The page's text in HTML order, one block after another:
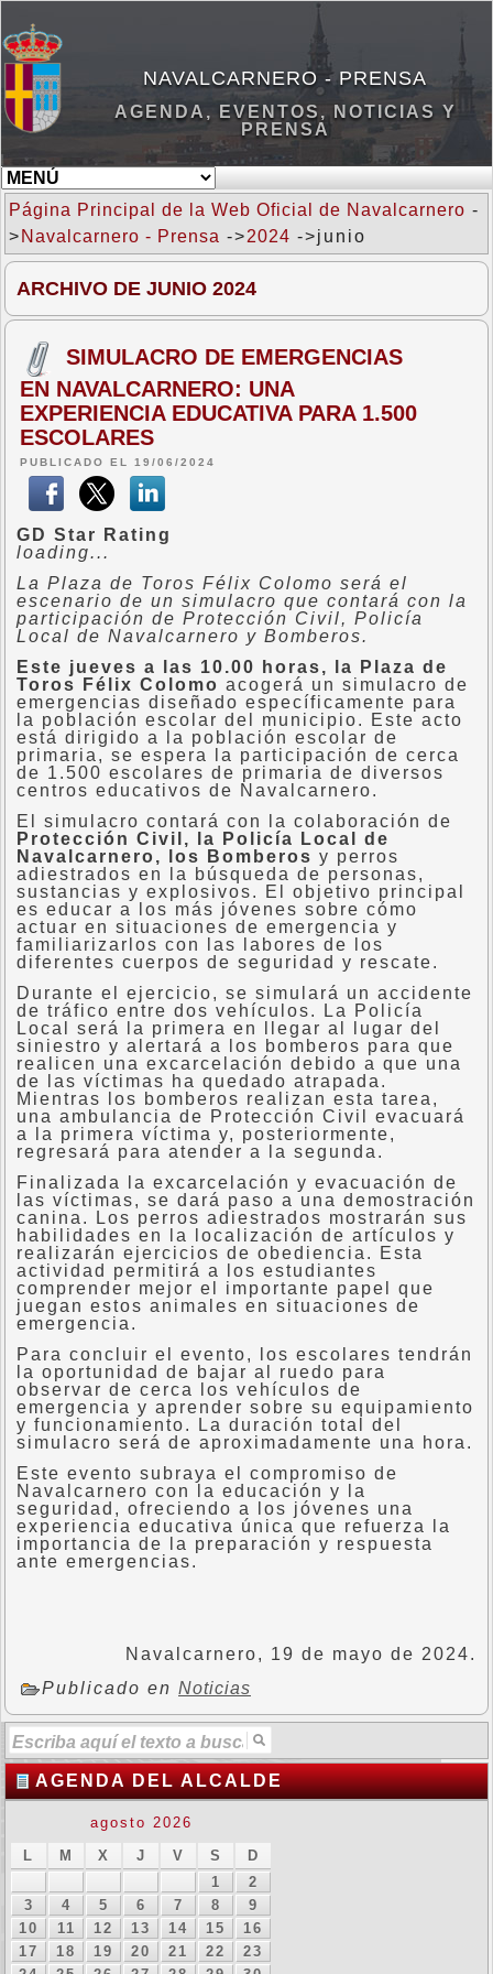
NAVALCARNERO - PRENSA
AGENDA, EVENTOS, NOTICIAS Y
PRENSA
Página Principal de la Web Oficial de Navalcarnero -
> Navalcarnero - Prensa ->2024 ->junio
ARCHIVO DE JUNIO 2024
SIMULACRO DE EMERGENCIAS
EN NAVALCARNERO: UNA
EXPERIENCIA EDUCATIVA PARA 1.500
ESCOLARES
PUBLICADO EL 19/06/2024
GD Star Rating
loading...
La Plaza de Toros Félix Colomo será el
escenario de un simulacro que contará con la
participación de Protección Civil, Policía
Local de Navalcarnero y Bomberos.
Este jueves a las 10.00 horas, la Plaza de
Toros Félix Colomo acogerá un simulacro de
emergencias diseñado específicamente para
la población escolar del municipio. Este acto
está dirigido a la población escolar de
primaria, se espera la participación de cerca
de 1.500 escolares de primaria de diversos
centros educativos de Navalcarnero.
El simulacro contará con la colaboración de
Protección Civil, la Policía Local de
Navalcarnero, los Bomberos y perros
adiestrados en la búsqueda de personas,
sustancias y explosivos. El objetivo principal
es educar a los más jóvenes sobre cómo
actuar en situaciones de emergencia y
familiarizarlos con las labores de los
diferentes cuerpos de seguridad y rescate.
Durante el ejercicio, se simulará un accidente
de tráfico entre dos vehículos. La Policía
Local será la primera en llegar al lugar del
siniestro y alertará a los bomberos para que
realicen una excarcelación debido a que una
de las víctimas ha quedado atrapada.
Mientras los bomberos realizan esta tarea,
una ambulancia de Protección Civil evacuará
a la primera víctima y, posteriormente,
regresará para atender a la segunda.
Finalizada la excarcelación y evacuación de
las víctimas, se dará paso a una demostración
canina. Los perros adiestrados mostrarán sus
habilidades en la localización de artículos y
realizarán ejercicios de obediencia. Esta
actividad permitirá a los estudiantes
comprender mejor el importante papel que
juegan estos animales en situaciones de
emergencia.
Para concluir el evento, los escolares tendrán
la oportunidad de bajar al ruedo para
observar de cerca los vehículos de
emergencia y aprender sobre su equipamiento
y funcionamiento. La duración total del
simulacro será de aproximadamente una hora.
Este evento subraya el compromiso de
Navalcarnero con la educación y la
seguridad, ofreciendo a los jóvenes una
experiencia educativa única que refuerza la
importancia de la preparación y respuesta
ante emergencias.
Navalcarnero, 19 de mayo de 2024.
Publicado en Noticias
AGENDA DEL ALCALDE
agosto 2026
L
M X J V S
D
1
2
3
4 5 6 7 8
9
10
11 12 13 14 15
16
17
18 19 20 21 22
23